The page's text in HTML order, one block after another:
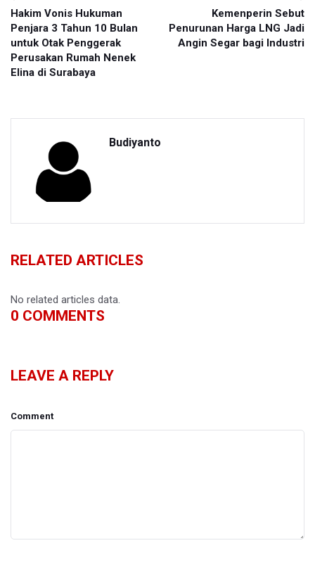
Hakim Vonis Hukuman
Penjara 3 Tahun 10 Bulan
untuk Otak Penggerak
Perusakan Rumah Nenek
Elina di Surabaya
Kemenperin Sebut
Penurunan Harga LNG Jadi
Angin Segar bagi Industri
Budiyanto
RELATED ARTICLES
No related articles data.
0 COMMENTS
LEAVE A REPLY
Comment